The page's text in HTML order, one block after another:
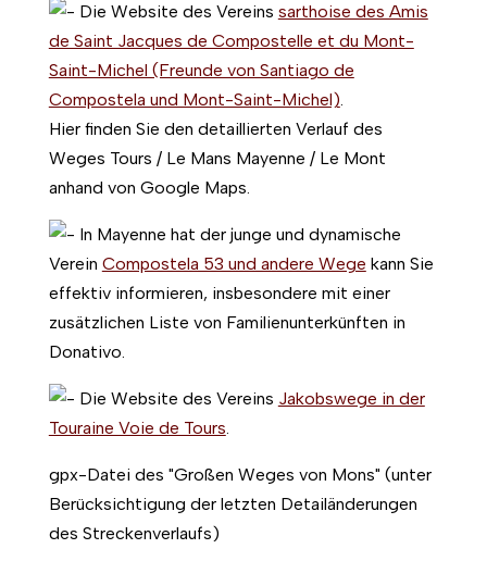
Die Website des Vereins sarthoise des Amis
de Saint Jacques de Compostelle et du Mont-
Saint-Michel (Freunde von Santiago de
Compostela und Mont-Saint-Michel)
Hier finden Sie den detaillierten Verlauf des
Weges Tours / Le Mans Mayenne / Le Mont
anhand von Google Maps.
In Mayenne hat der junge und dynamische
Verein Compostela 53 und andere Wege kann Sie
effektiv informieren, insbesondere mit einer
zusätzlichen Liste von Familienunterkünften in
Donativo.
Die Website des Vereins Jakobswege in der
Touraine Voie de Tours
gpx-Datei des "Großen Weges von Mons" (unter
Berücksichtigung der letzten Detailänderungen
des Streckenverlaufs)